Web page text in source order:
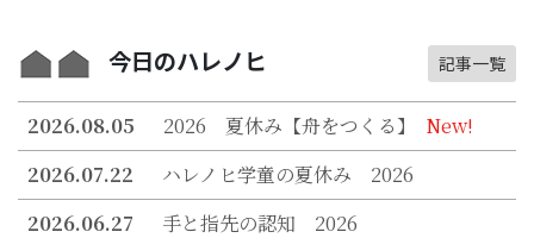
今日のハレノヒ 記事一覧
2026.08.05 2026 夏休み【舟をつくる】
New!
2026.07.22
ハレノヒ学童の夏休み 2026
2026.06.27
手と指先の認知 2026